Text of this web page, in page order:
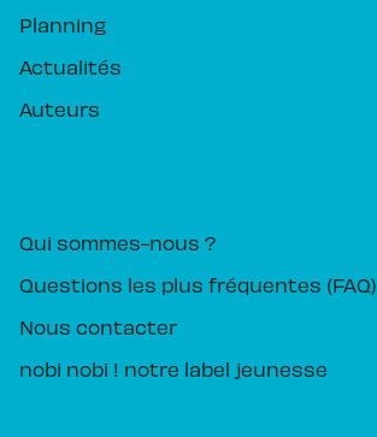
Planning
Actualités
Auteurs
Qui sommes-nous ?
Questions les plus fréquentes (FAQ)
Nous contacter
nobi nobi ! notre label jeunesse